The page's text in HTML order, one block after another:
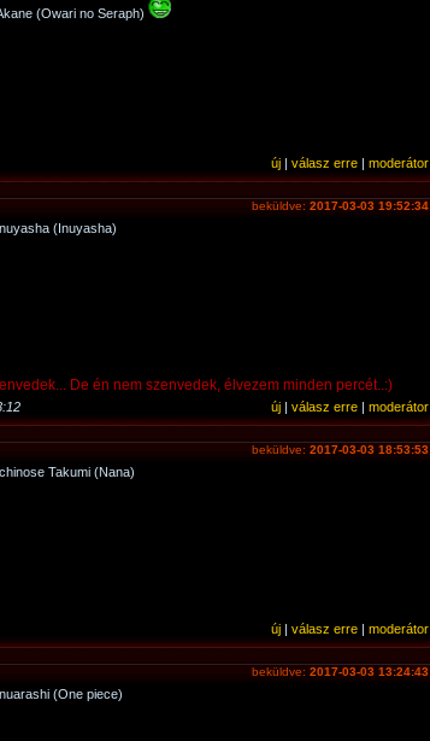
(Owari no Seraph)
új | válasz erre | moderátor
beküldve: 2017-03-03 19:52:34
(Inuyasha)
De én nem szenvedek, élvezem minden percét..:)
új | válasz erre | moderátor
beküldve: 2017-03-03 18:53:53
Takumi (Nana)
új | válasz erre | moderátor
beküldve: 2017-03-03 13:24:43
(One piece)